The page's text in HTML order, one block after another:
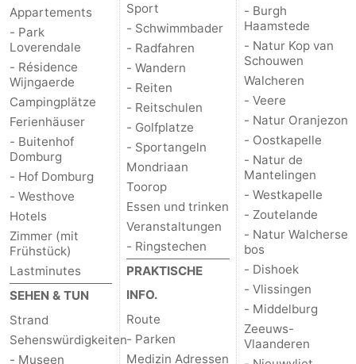
Appartements
- Park
Loverendale
- Résidence
Wijngaerde
Campingplätze
Ferienhäuser
- Buitenhof
Domburg
- Hof Domburg
- Westhove
Hotels
Zimmer (mit
Frühstück)
Lastminutes
SEHEN & TUN
Strand
Sehenswürdigkeiten
- Museen
Sport
- Schwimmbader
- Radfahren
- Wandern
- Reiten
- Reitschulen
- Golfplatze
- Sportangeln
Mondriaan
Toorop
Essen und trinken
Veranstaltungen
- Ringstechen
PRAKTISCHE
INFO.
Route
- Parken
Medizin Adressen
- Burgh
Haamstede
- Natur Kop van
Schouwen
Walcheren
- Veere
- Natur Oranjezon
- Oostkapelle
- Natur de
Mantelingen
- Westkapelle
- Zoutelande
- Natur Walcherse
bos
- Dishoek
- Vlissingen
- Middelburg
Zeeuws-
Vlaanderen